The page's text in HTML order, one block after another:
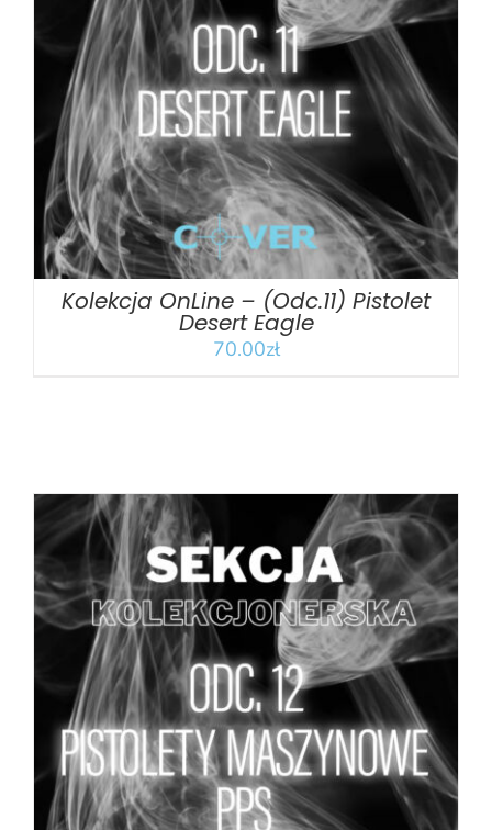
DODAJ DO KOSZYKA SZCZEGÓŁY
Kolekcja OnLine – (Odc.11) Pistolet
Desert Eagle
70.00zł
DODAJ DO KOSZYKA SZCZEGÓŁY